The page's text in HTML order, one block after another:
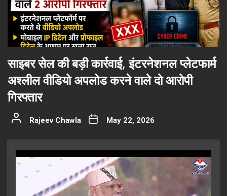
साइबर सेल की बड़ी कार्रवाई, इंटरनेशनल प्लेटफार्म
अश्लील वीडियो अपलोड करने वाले दो आरोपी
गिरफ्तार
Rajeev Chawla May 22, 2026